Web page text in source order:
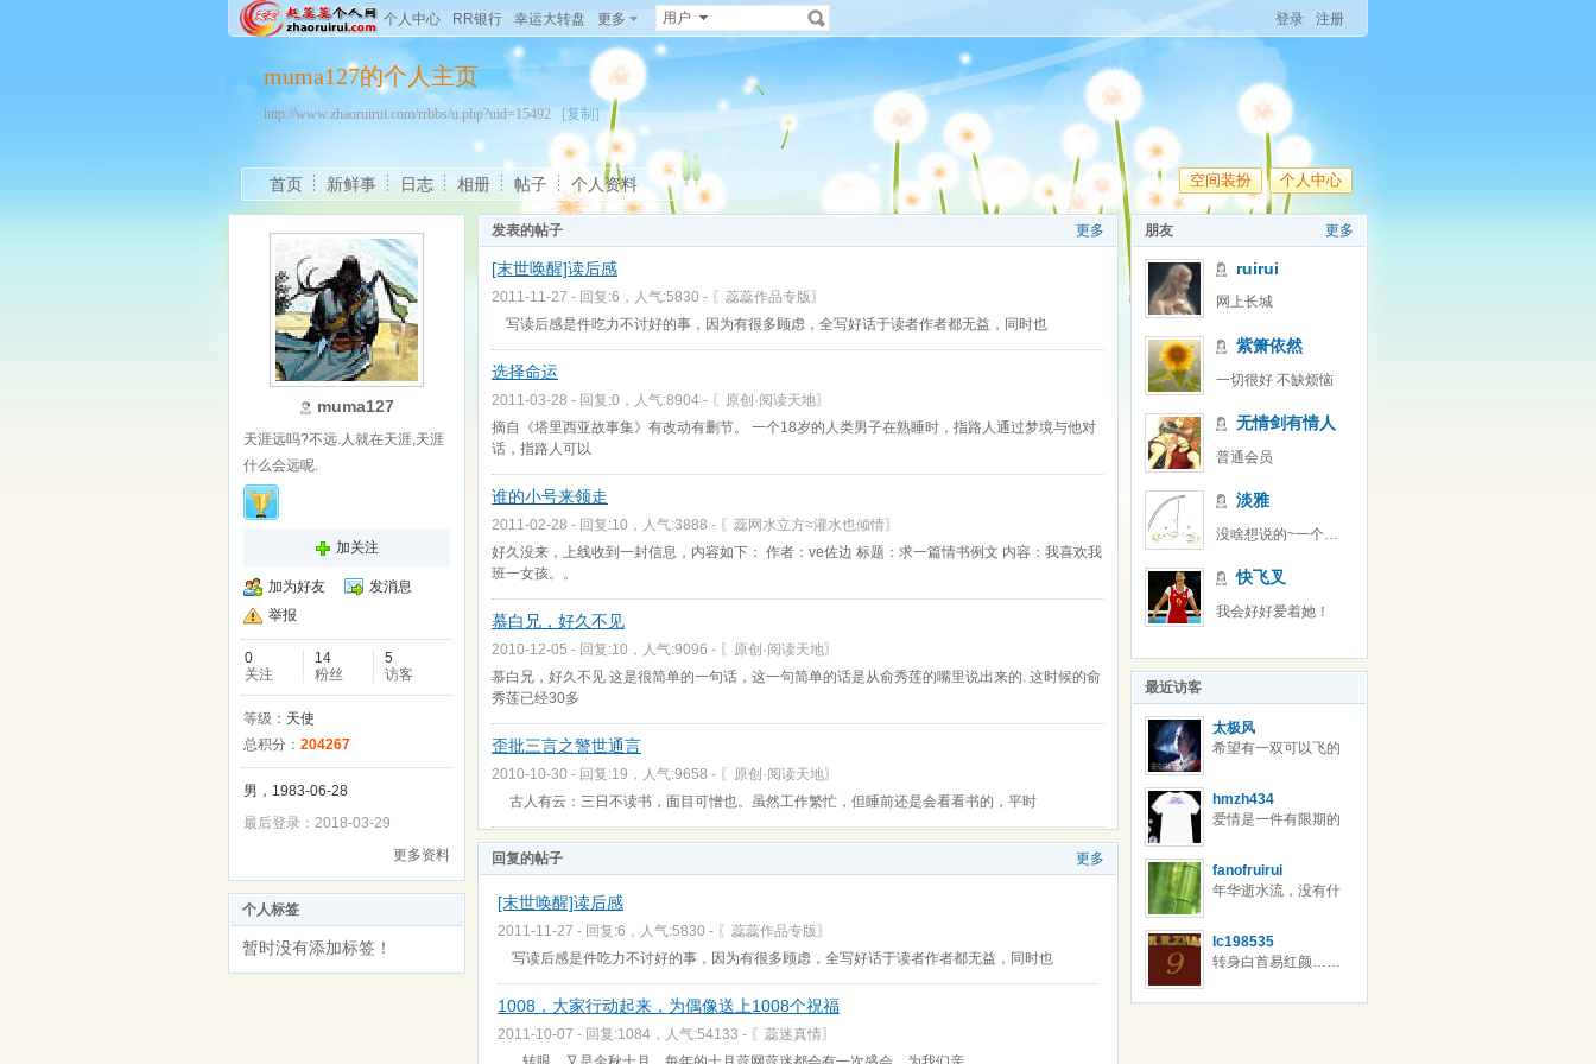
个人中心 RR银行 幸运大转盘 更多 用户 登录 注册
muma127的个人主页
http://www.zhaoruirui.com/rrbbs/u.php?uid=15492 [复制]
空间装扮 个人中心
首页 新鲜事 日志 相册 帖子 个人资料
muma127
天涯远吗?不远.人就在天涯,天涯
什么会远呢.
加关注
加为好友
发消息
举报
0
关注
14
粉丝
5
访客
等级： 天使
总积分： 204267
男，1983-06-28
最后登录：2018-03-29
更多资料
个人标签
暂时没有添加标签！
更多
发表的帖子
[末世唤醒]读后感
2011-11-27 - 回复:6，人气:5830 - 〖蕊蕊作品专版〗
写读后感是件吃力不讨好的事，因为有很多顾虑，全写好话于读者作者都无益，同时也
选择命运
2011-03-28 - 回复:0，人气:8904 - 〖原创·阅读天地〗
摘自《塔里西亚故事集》有改动有删节。 一个18岁的人类男子在熟睡时，指路人通过梦境与他对
话，指路人可以
谁的小号来领走
2011-02-28 - 回复:10，人气:3888 - 〖蕊网水立方≈灌水也倾情〗
好久没来，上线收到一封信息，内容如下： 作者：ve佐边 标题：求一篇情书例文 内容：我喜欢我
班一女孩。。
慕白兄，好久不见
2010-12-05 - 回复:10，人气:9096 - 〖原创·阅读天地〗
慕白兄，好久不见 这是很简单的一句话，这一句简单的话是从俞秀莲的嘴里说出来的. 这时候的俞
秀莲已经30多
歪批三言之警世通言
2010-10-30 - 回复:19，人气:9658 - 〖原创·阅读天地〗
古人有云：三日不读书，面目可憎也。虽然工作繁忙，但睡前还是会看看书的，平时
更多
回复的帖子
[末世唤醒]读后感
2011-11-27 - 回复:6，人气:5830 - 〖蕊蕊作品专版〗
写读后感是件吃力不讨好的事，因为有很多顾虑，全写好话于读者作者都无益，同时也
1008，大家行动起来，为偶像送上1008个祝福
2011-10-07 - 回复:1084，人气:54133 - 〖蕊迷真情〗
更多
朋友
ruirui
网上长城
紫箫依然
一切很好 不缺烦恼
无情剑有情人
普通会员
淡雅
没啥想说的~一个字：偷！
快飞叉
我会好好爱着她！
最近访客
太极风
希望有一双可以飞的
hmzh434
爱情是一件有限期的
更换着情人，我只是
想找到最适合的爱人
fanofruirui
年华逝水流，没有什
变。太多的话太苍
白，未若挥手走开，
lc198535
转身白首易红颜……